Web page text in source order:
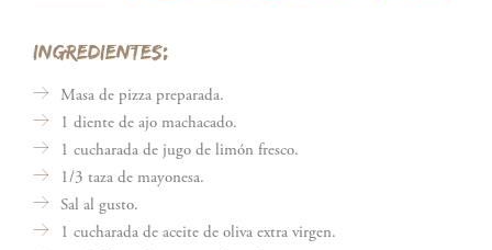
INGREDIENTES:
Masa de pizza preparada.
1 diente de ajo machacado.
1 cucharada de jugo de limón fresco.
1/3 taza de mayonesa.
Sal al gusto.
1 cucharada de aceite de oliva extra virgen.